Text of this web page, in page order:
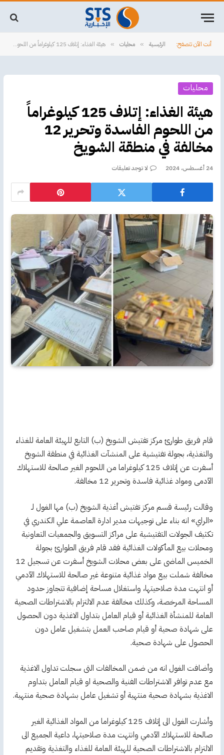
أنت الآن تتصفح: الرئيسية » محليات » هيئة الغذاء: إتلاف 125 كيلوغراماً من اللحوم الفاسدة وتحرير 12 مخالفة في منطقة الشويخ
محليات
هيئة الغذاء: إتلاف 125 كيلوغراماً
من اللحوم الفاسدة وتحرير 12
مخالفة في منطقة الشويخ
24 أغسطس، 2024 لا توجد تعليقات
قام فريق طوارئ مركز تفتيش الشويخ (ب) التابع للهيئة العامة للغذاء
والتغذية، بجولة تفتيشية على المنشآت الغذائية في منطقة الشويخ
أسفرت عن إتلاف 125 كيلوغراما من اللحوم الغير صالحة للاستهلاك
الآدمى ومواد غذائية فاسدة وتحرير 12 مخالفة.
وقالت رئيسة قسم مركز تفتيش أغذية الشويخ (ب) مها الغول لـ
«الراي» انه بناء على توجيهات مدير ادارة العاصمة علي الكندري في
تكثيف الجولات التفتيشية على مراكز التسويق والجمعيات التعاونية
ومحلات بيع المأكولات الغذائية فقد قام فريق الطوارئ بجولة
الخميس الماضى على بعض محلات الشويخ أسفرت عن تسجيل 12
مخالفة شملت بيع مواد غذائية متنوعة غير صالحة للاستهلاك الآدمي
أو انتهت مدة صلاحيتها، واستغلال مساحة إضافية تتجاوز حدود
المساحة المرخصة، وكذلك مخالفة عدم الالتزام بالاشتراطات الصحية
العامة للمنشأة الغذائية أو قيام العامل بتداول الاغذية دون الحصول
على شهادة صحية أو قيام صاحب العمل بتشغيل عامل دون
الحصول على شهادة صحية.
وأضافت الغول انه من ضمن المخالفات التى سجلت تداول الاغذية
مع عدم توافر الاشتراطات الفنية والصحية او قيام العامل بتداوم
الاغذية بشهادة صحية منتهية أو تشغيل عامل بشهادة صحية منتهية.
وأشارت الغول الى إتلاف 125 كيلوغراما من المواد الغذائية الغير
صالحة للاستهلاك الآدمي وانتهت مدة صلاحيتها، داعية الجميع الى
الالتزام بالاشتراطات الصحية للهيئة العامة للغذاء والتغذية وتقديم